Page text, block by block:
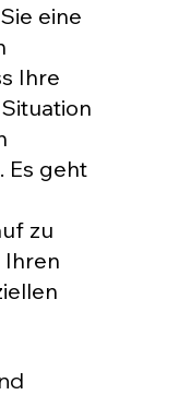
eine
Ihre
Es geht
zu
Ihren